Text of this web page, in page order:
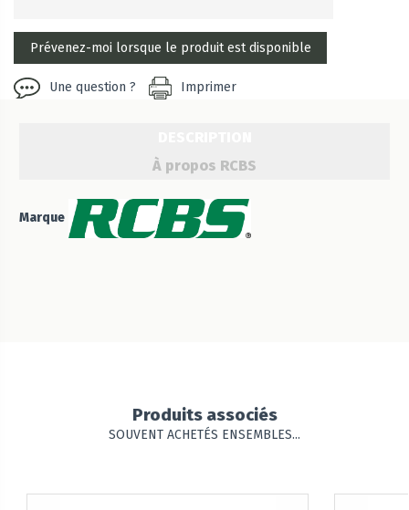
Une question ? Imprimer
À propos RCBS
Marque
Produits associés
SOUVENT ACHETÉS ENSEMBLES...